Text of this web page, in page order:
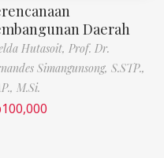
Daerah
Hutasoit, Prof. Dr.
Simangunsong, S.STP.,
M.Si.
100,000